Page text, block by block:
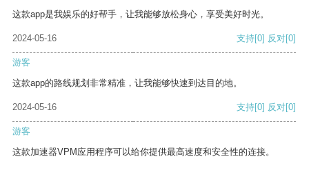
这款app是我娱乐的好帮手，让我能够放松身心，享受美好时光。
2024-05-16 支持[0] 反对[0]
游客
这款app的路线规划非常精准，让我能够快速到达目的地。
2024-05-16 支持[0] 反对[0]
游客
这款加速器VPM应用程序可以给你提供最高速度和安全性的连接。